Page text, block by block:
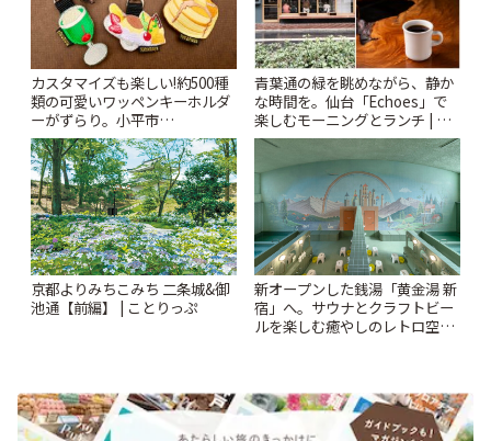
カスタマイズも楽しい!約500種
類の可愛いワッペンキーホルダ
ーがずらり。小平市
「Kimamaya T&K」 | ことりっ
ぷ
青葉通の緑を眺めながら、静か
な時間を。仙台「Echoes」で
楽しむモーニングとランチ | こ
とりっぷ
京都よりみちこみち 二条城&御
池通【前編】 | ことりっぷ
新オープンした銭湯「黄金湯 新
宿」へ。サウナとクラフトビー
ルを楽しむ癒やしのレトロ空間